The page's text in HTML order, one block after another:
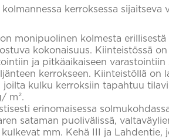
kerroksessa sijaitseva
monipuolinen kolmesta
kokonaisuus. Kiinteistössä on
ja pitkäaikaiseen
kerrokseen. Kiinteistöllä on
joilta kulku kerroksiin tapahtuu
m².
erinomaisessa
sataman puolivälissä,
kulkevat mm. Kehä III ja Lahdentie,